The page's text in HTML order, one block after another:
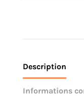
Description
Informations